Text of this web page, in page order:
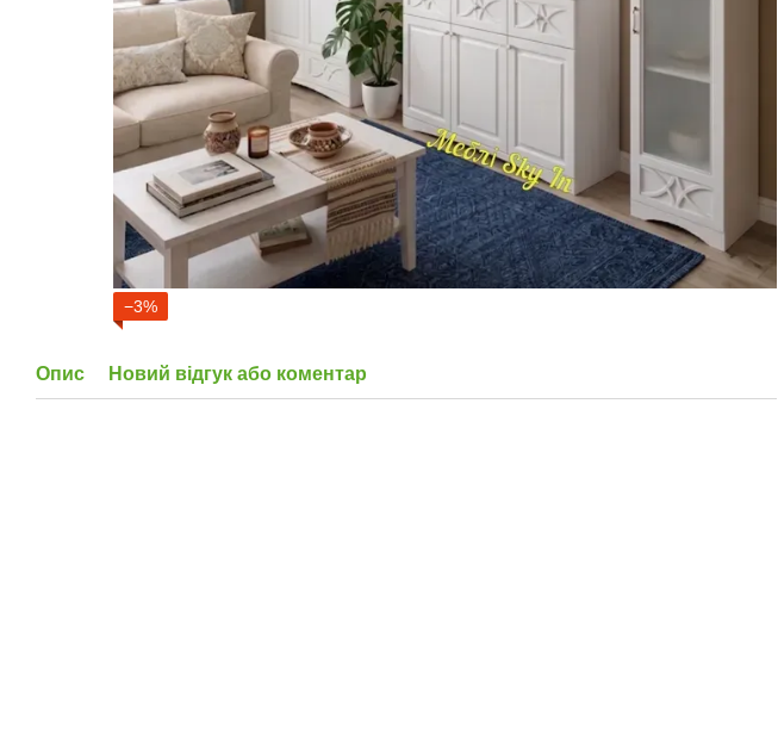
−3%
Опис Новий відгук або коментар